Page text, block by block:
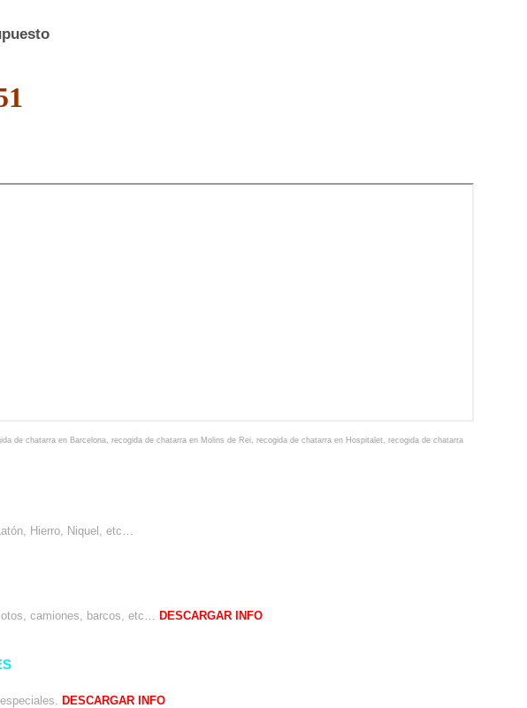
de chatarra en Barcelona recogida de chatarra en Molins de Rei recogida de chatarra en Hospitalet recogida de chatarra
Hierro, Niquel, etc…
camiones, barcos, etc… DESCARGAR INFO
DESCARGAR INFO